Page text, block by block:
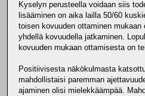
Kyselyn perusteella voidaan siis
lisääminen on aika lailla 50/60
toisen kovuuden ottaminen
yhdellä kovuudella jatkaminen.
kovuuden mukaan ottamisesta on
Positiivisesta näkökulmasta
mahdollistaisi paremman
ajaminen olisi mielekkäämpää.